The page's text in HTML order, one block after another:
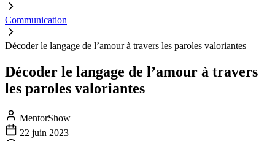
Communication
Décoder le langage de l’amour à travers les paroles valoriantes
Décoder le langage de l’amour à travers
les paroles valoriantes
MentorShow
22 juin 2023